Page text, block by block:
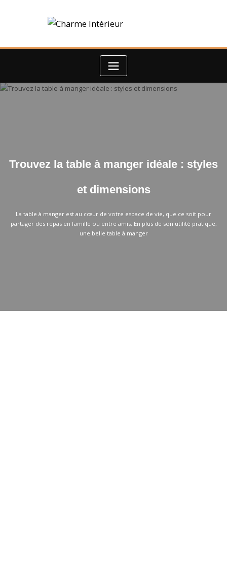
Trouvez la table à manger idéale : styles
et dimensions
La table à manger est au cœur de votre espace de vie, que ce soit pour
partager des repas en famille ou entre amis. En plus de son utilité pratique,
une belle table à manger